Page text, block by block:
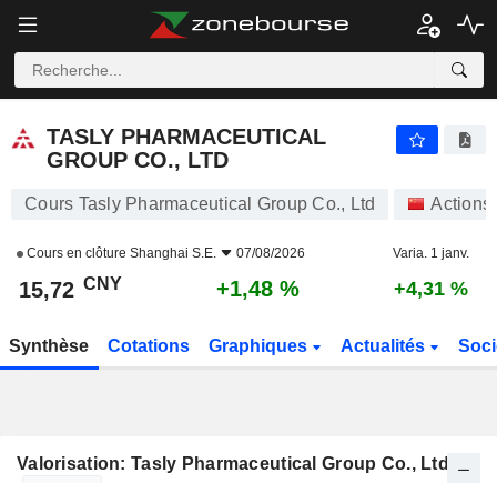
TASLY PHARMACEUTICAL
GROUP CO., LTD
Cours Tasly Pharmaceutical Group Co., Ltd Actions
Cours en clôture Shanghai S.E. 07/08/2026 Varia. 1 janv.
15,72 CNY +1,48 % +4,31 %
Synthèse Cotations Graphiques Actualités
Valorisation: Tasly Pharmaceutical Group Co., Ltd